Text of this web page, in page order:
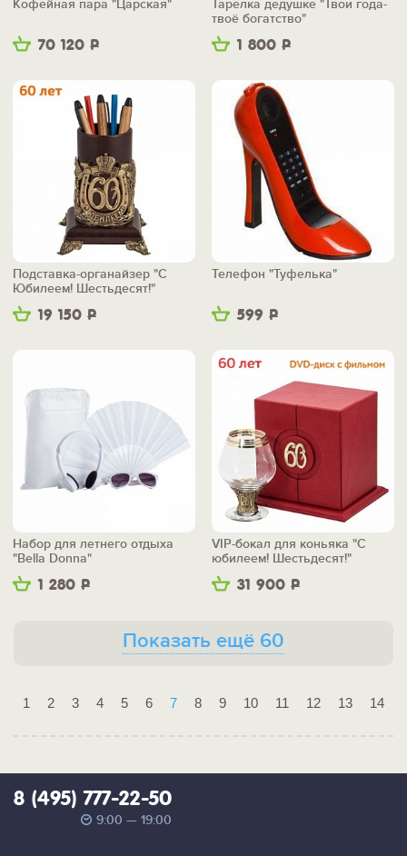
70 120 Р
Кофейная пара "Царская"
1 800 Р
Тарелка дедушке "Твои года-
твоё богатство"
19 150 Р
Подставка-органайзер "С
Юбилеем! Шестьдесят!"
599 Р
Телефон "Туфелька"
1 280 Р
Набор для летнего отдыха
"Bella Donna"
31 900 Р
VIP-бокал для коньяка "С
юбилеем! Шестьдесят!"
Показать ещё 60
1 2 3 4 5 6 7 8 9 10 11 12 13 14
8 (495) 777-22-50
9:00 — 19:00